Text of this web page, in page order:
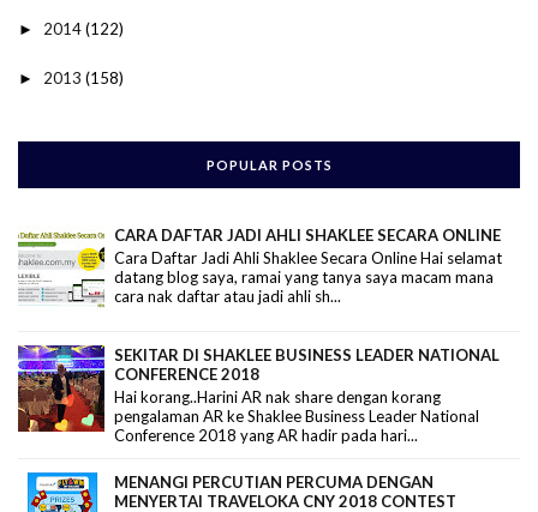
► 2014(122)
► 2013 (158)
POPULAR POSTS
CARA DAFTAR JADI AHLI SHAKLEE SECARA ONLINE
Cara Daftar Jadi Ahli Shaklee Secara Online Hai selamat
datang blog saya, ramai yang tanya saya macam mana
cara nak daftar atau jadi ahli sh...
SEKITAR DI SHAKLEE BUSINESS LEADER NATIONAL
CONFERENCE 2018
Hai korang..Harini AR nak share dengan korang
pengalaman AR ke Shaklee Business Leader National
Conference 2018 yang AR hadir pada hari...
MENANGI PERCUTIAN PERCUMA DENGAN
MENYERTAI TRAVELOKA CNY 2018 CONTEST